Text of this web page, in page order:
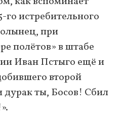
истребительного
при
полётов» в штабе
Иван Пстыго ещё и
второй
дурак ты, Босов! Сбил